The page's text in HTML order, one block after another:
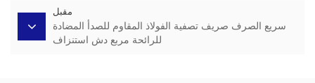
مقبل
سريع الصرف صريف تصفية الفولاذ المقاوم للصدأ المضادة
للرائحة مربع دش استنزاف